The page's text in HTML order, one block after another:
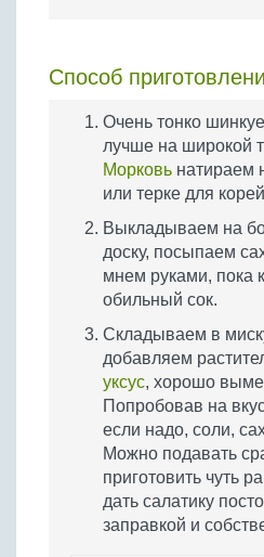
Способ
Очень тонко
лучше на широкой
Морковь натираем
или терке для
Выкладываем на
доску, посыпаем
мнем руками, пока
обильный сок.
Складываем в
добавляем
уксус, хорошо
Попробовав на
если надо, соли,
Можно подавать
приготовить чуть
дать салатику
заправкой и